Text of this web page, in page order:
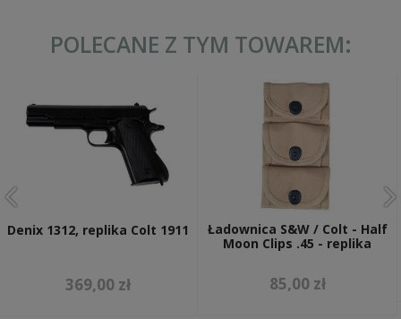
POLECANE Z TYM TOWAREM:
Denix 1312, replika Colt 1911
369,00 zł
Ładownica S&W / Colt - Half
Moon Clips .45 - replika
85,00 zł